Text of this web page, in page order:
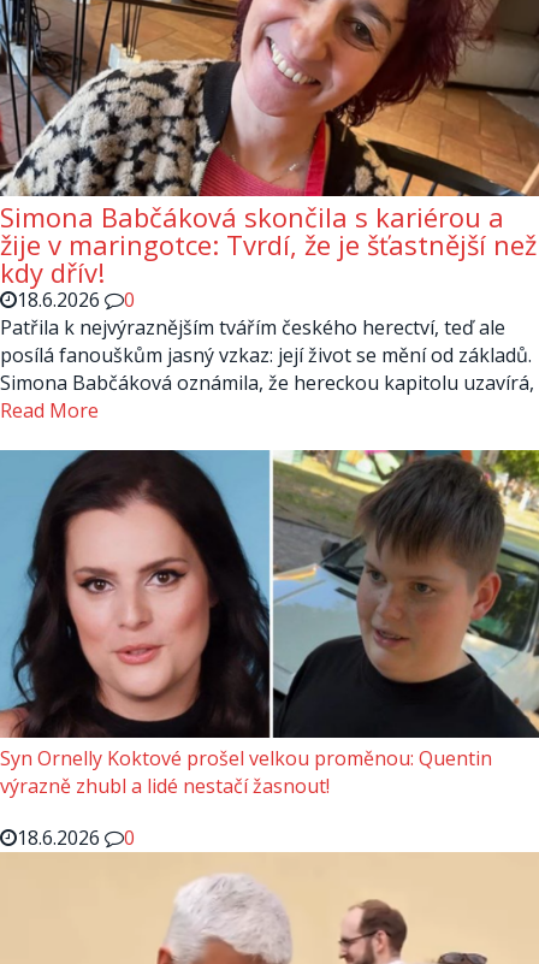
Simona Babčáková skončila s kariérou a
žije v maringotce: Tvrdí, že je šťastnější než
kdy dřív!
18.6.2026
0
Patřila k nejvýraznějším tvářím českého herectví, teď ale
posílá fanouškům jasný vzkaz: její život se mění od základů.
Simona Babčáková oznámila, že hereckou kapitolu uzavírá,
Read More
Syn Ornelly Koktové prošel velkou proměnou: Quentin
výrazně zhubl a lidé nestačí žasnout!
18.6.2026
0